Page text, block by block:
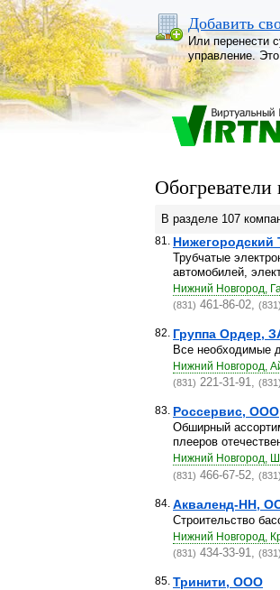
Добавить
Или перенести
управление.
В разделе 107
81.
Трубчатые
автомобилей,
Нижний Новгород,
(831) 461-86-02, (831)
82. Группа Ордер,
Все необходимые
Нижний Новгород,
(831) 221-31-91, (831)
83. Россервис, ООО
Обширный
плееров
Нижний Новгород,
(831) 466-67-52, (831)
84. Акваленд-НН,
Строительство
Нижний Новгород,
(831) 434-33-91, (831)
85. Тринити, ООО